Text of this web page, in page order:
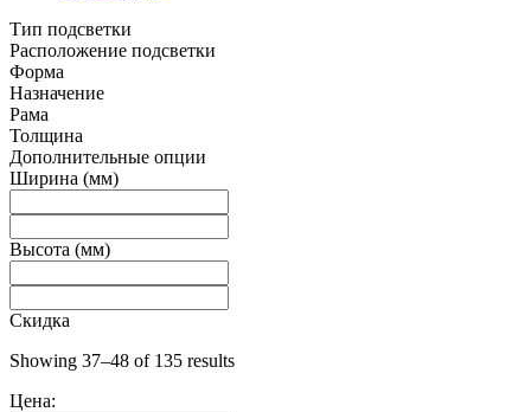
Тип подсветки
Расположение подсветки
Форма
Назначение
Рама
Толщина
Дополнительные опции
Ширина (мм)
Высота (мм)
Скидка
Showing 37–48 of 135 results
Цена: